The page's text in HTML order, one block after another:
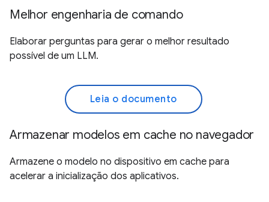
Melhor engenharia de comando
Elaborar perguntas para gerar o melhor resultado
possível de um LLM.
Leia o documento
Armazenar modelos em cache no navegador
Armazene o modelo no dispositivo em cache para
acelerar a inicialização dos aplicativos.